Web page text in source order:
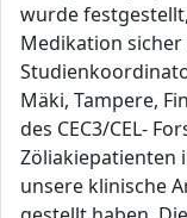
wurde
Medikation
Mäki, Tampere,
des CEC3/CEL-
Zöliakiepatienten
unsere klinische